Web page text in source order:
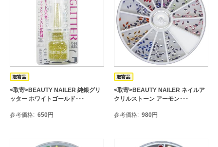
<取寄>BEAUTY NAILER 純銀グリ
ッター ホワイトゴールド･･･
参考価格 650円
<取寄>BEAUTY NAILER ネイルア
クリルストーン アーモン･･･
参考価格 980円